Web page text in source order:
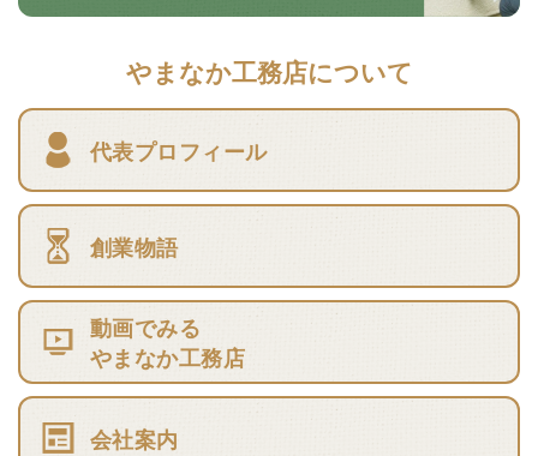
やまなか工務店について
代表プロフィール
創業物語
動画でみる
やまなか工務店
会社案内